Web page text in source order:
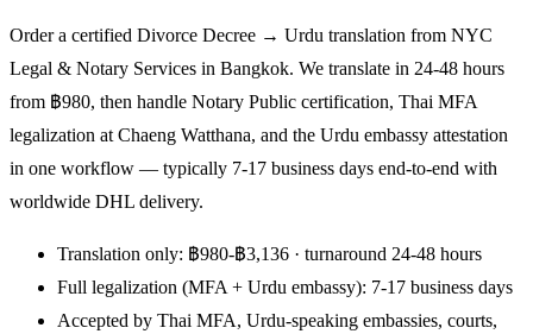
Order a certified Divorce Decree → Urdu translation from NYC
Legal & Notary Services in Bangkok. We translate in 24-48 hours
from ฿980, then handle Notary Public certification, Thai MFA
legalization at Chaeng Watthana, and the Urdu embassy attestation
in one workflow — typically 7-17 business days end-to-end with
worldwide DHL delivery.
Translation only: ฿980-฿3,136 · turnaround 24-48 hours
Full legalization (MFA + Urdu embassy): 7-17 business days
Accepted by Thai MFA, Urdu-speaking embassies, courts,